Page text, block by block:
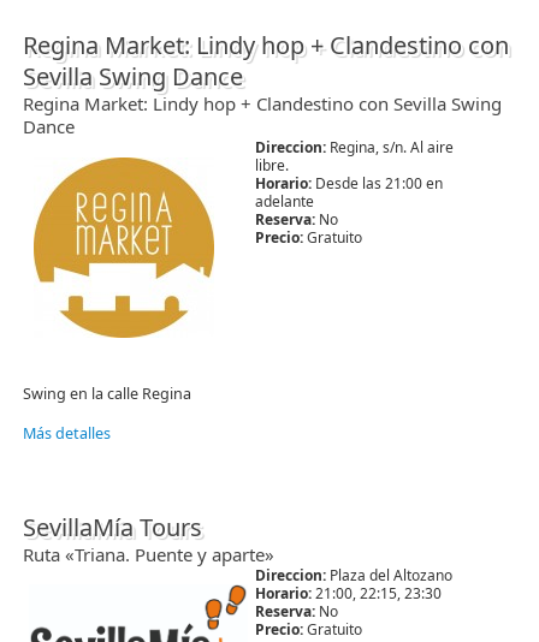
Regina Market: Lindy hop + Clandestino con
Sevilla Swing Dance
Regina Market: Lindy hop + Clandestino con Sevilla Swing
Dance
Direccion:Regina, s/n. Al aire
libre.
Horario:Desde las 21:00 en
adelante
Reserva:No
Precio:Gratuito
Swing en la calle Regina
Más detalles
SevillaMía Tours
Ruta «Triana. Puente y aparte»
Direccion:Plaza del Altozano
Horario:21:00, 22:15, 23:30
Reserva:No
Precio:Gratuito